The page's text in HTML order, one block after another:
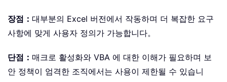
장점： 대부분의 Excel 버전에서 작동하며 더 복잡한 요구
사항에 맞게 사용자 정의가 가능합니다。
단점： 매크로 활성화와 VBA 에 대한 이해가 필요하며 보
안 정책이 엄격한 조직에서는 사용이 제한될 수 있습니